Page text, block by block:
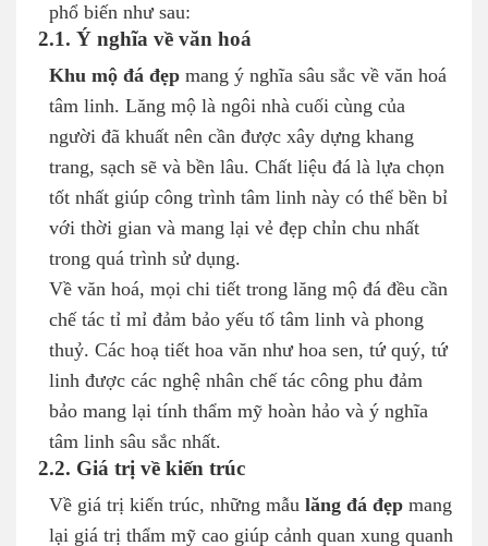
phổ biến như sau:
2.1. Ý nghĩa về văn hoá
Khu mộ đá đẹp mang ý nghĩa sâu sắc về văn hoá
tâm linh. Lăng mộ là ngôi nhà cuối cùng của
người đã khuất nên cần được xây dựng khang
trang, sạch sẽ và bền lâu. Chất liệu đá là lựa chọn
tốt nhất giúp công trình tâm linh này có thể bền bỉ
với thời gian và mang lại vẻ đẹp chỉn chu nhất
trong quá trình sử dụng.
Về văn hoá, mọi chi tiết trong lăng mộ đá đều cần
chế tác tỉ mỉ đảm bảo yếu tố tâm linh và phong
thuỷ. Các hoạ tiết hoa văn như hoa sen, tứ quý, tứ
linh được các nghệ nhân chế tác công phu đảm
bảo mang lại tính thẩm mỹ hoàn hảo và ý nghĩa
tâm linh sâu sắc nhất.
2.2. Giá trị về kiến trúc
Về giá trị kiến trúc, những mẫu lăng đá đẹp mang
lại giá trị thẩm mỹ cao giúp cảnh quan xung quanh